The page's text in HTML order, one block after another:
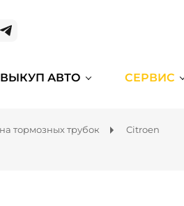
ВЫКУП АВТО СЕРВИС
тормозных трубок Citroen